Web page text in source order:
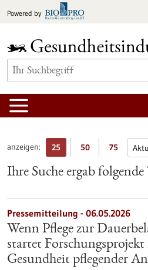
Inhalt
Powered by
anzeigen: 25 50 75
Ihre Suche ergab folgende
Pressemitteilung - 06.05.2026
Wenn Pflege zur
startet Forschungsprojekt
Gesundheit pflegender